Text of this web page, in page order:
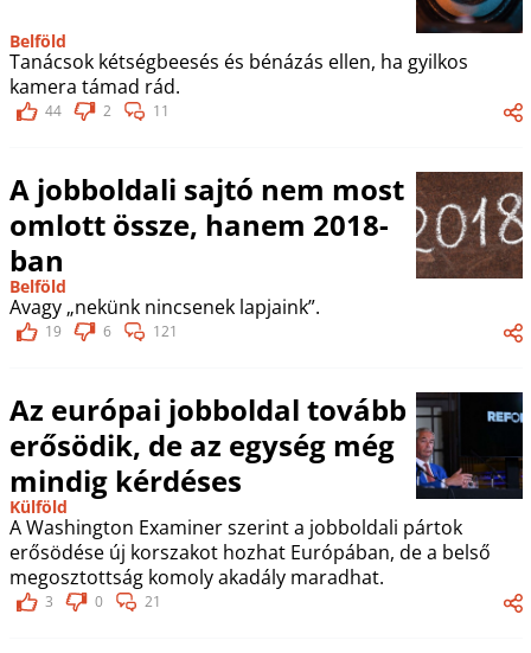
Belföld
Tanácsok kétségbeesés és bénázás ellen, ha gyilkos
kamera támad rád.
44 2 11
A jobboldali sajtó nem most
omlott össze, hanem 2018-
ban
Belföld
Avagy „nekünk nincsenek lapjaink”.
19 6 121
Az európai jobboldal tovább
erősödik, de az egység még
mindig kérdéses
Külföld
A Washington Examiner szerint a jobboldali pártok
erősödése új korszakot hozhat Európában, de a belső
megosztottság komoly akadály maradhat.
3 0 21